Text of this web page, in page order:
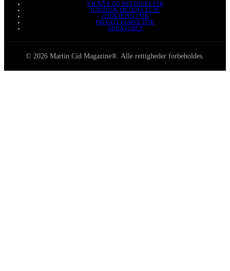
VILKÅR OG BETINGELSER
JURIDISK MEDDELELSE
COOKIEPOLITIK
PRIVATLIVSPOLITIK
OPHAVSRET
© 2026 Martin Cid Magazine®. Alle rettigheder forbeholdes.